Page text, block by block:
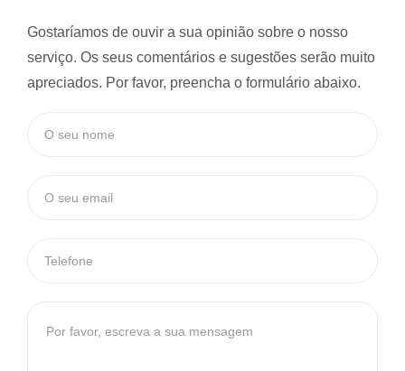
Gostaríamos de ouvir a sua opinião sobre o nosso
serviço. Os seus comentários e sugestões serão muito
apreciados. Por favor, preencha o formulário abaixo.